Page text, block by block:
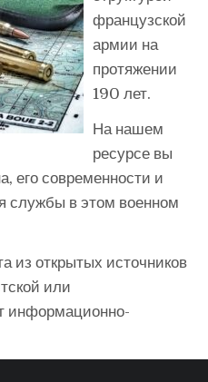
французской
армии на
протяжении
190 лет.
На нашем
ресурсе вы
его современности и
службы в этом военном
из открытых источников
или
информационно-